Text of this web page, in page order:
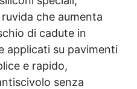
che aumenta
di cadute in
applicati su pavimenti
e rapido,
senza